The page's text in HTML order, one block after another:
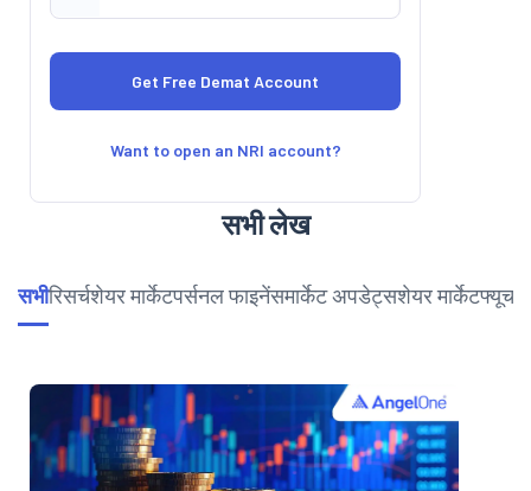
Want to open an NRI account?
सभी लेख
सभीरिसर्चशेयर मार्केटपर्सनल फाइनेंसमार्केट अपडेट्सशेयर मार्केट